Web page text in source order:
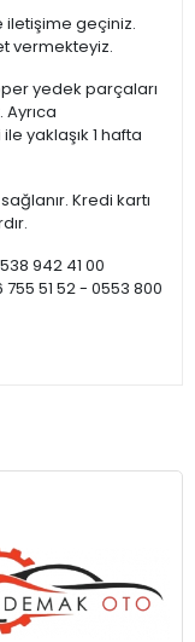
iletişime geçiniz.
vermekteyiz.
yedek parçaları
yaklaşık 1 hafta
Kredi kartı
942 41 00
755 51 52 - 0553 800